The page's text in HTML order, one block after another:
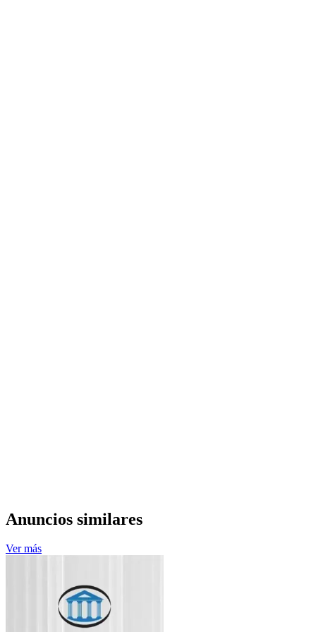
Anuncios similares
Ver más